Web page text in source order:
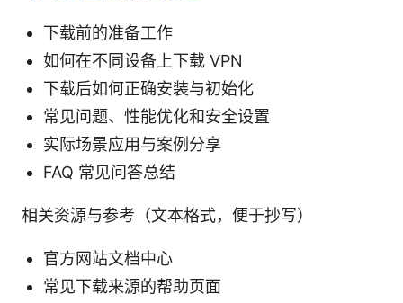
下载前的准备工作
如何在不同设备上下载 VPN
下载后如何正确安装与初始化
常见问题、性能优化和安全设置
实际场景应用与案例分享
FAQ 常见问答总结
相关资源与参考（文本格式，便于抄写）
官方网站文档中心
常见下载来源的帮助页面